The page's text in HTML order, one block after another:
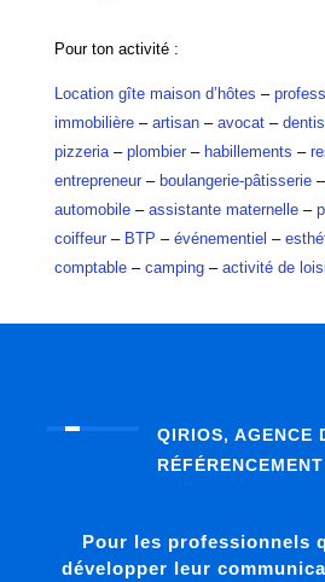
Pour ton activité :
Location gîte maison d’hôtes –
immobilière– artisan– avocat–
pizzeria– plombier– habillements –
entrepreneur– boulangerie-pâtisserie–
automobile– assistante maternelle–
coiffeur– BTP – événementiel –
comptable– camping– activité de
QIRIOS, AGENCE
RÉFÉRENCEMENT
Pour les professionnels
développer leur